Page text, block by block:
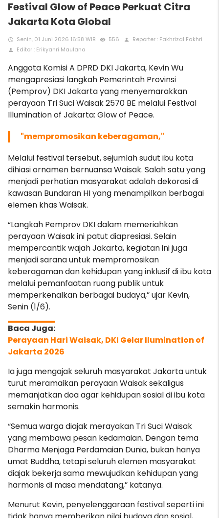
Festival Glow of Peace Perkuat Citra
Jakarta Kota Global
access_time Senin, 01 Juni 2026 16:58 WIB remove_red_eye 556 person Reporter : Fakhrizal Fakhri
person Editor : Erikyanri Maulana
Anggota Komisi A DPRD DKI Jakarta, Kevin Wu
mengapresiasi langkah Pemerintah Provinsi
(Pemprov) DKI Jakarta yang menyemarakkan
perayaan Tri Suci Waisak 2570 BE melalui Festival
Illumination of Jakarta: Glow of Peace.
"mempromosikan keberagaman,"
Melalui festival tersebut, sejumlah sudut ibu kota
dihiasi ornamen bernuansa Waisak. Salah satu yang
menjadi perhatian masyarakat adalah dekorasi di
kawasan Bundaran HI yang menampilkan berbagai
elemen khas Waisak.
“Langkah Pemprov DKI dalam memeriahkan
perayaan Waisak ini patut diapresiasi. Selain
mempercantik wajah Jakarta, kegiatan ini juga
menjadi sarana untuk mempromosikan
keberagaman dan kehidupan yang inklusif di ibu kota
melalui pemanfaatan ruang publik untuk
memperkenalkan berbagai budaya,” ujar Kevin,
Senin (1/6).
Perayaan Hari Waisak, DKI Gelar Ilumination of
Jakarta 2026
Ia juga mengajak seluruh masyarakat Jakarta untuk
turut meramaikan perayaan Waisak sekaligus
memanjatkan doa agar kehidupan sosial di ibu kota
semakin harmonis.
“Semua warga diajak merayakan Tri Suci Waisak
yang membawa pesan kedamaian. Dengan tema
Dharma Menjaga Perdamaian Dunia, bukan hanya
umat Buddha, tetapi seluruh elemen masyarakat
diajak bekerja sama mewujudkan kehidupan yang
harmonis di masa mendatang,” katanya.
Menurut Kevin, penyelenggaraan festival seperti ini